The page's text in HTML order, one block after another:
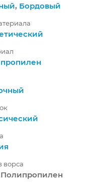
, Бордовый
ворса
Полипропилен